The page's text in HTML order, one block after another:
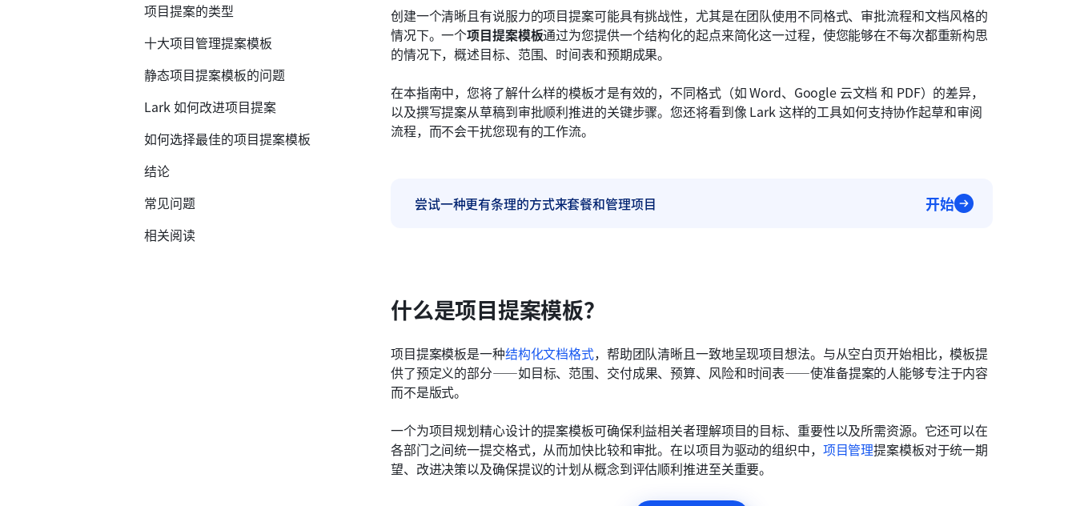
创建一个清晰且有说服力的项目提案可能具有挑战性，尤其是在团队使用不同格式、审批流程和文档风格的
情况下。一个项目提案模板通过为您提供一个结构化的起点来简化这一过程，使您能够在不每次都重新构思
的情况下，概述目标、范围、时间表和预期成果。
在本指南中，您将了解什么样的模板才是有效的，不同格式（如 Word、Google 云文档 和 PDF）的差异，
以及撰写提案从草稿到审批顺利推进的关键步骤。您还将看到像 Lark 这样的工具如何支持协作起草和审阅
流程，而不会干扰您现有的工作流。
尝试一种更有条理的方式来套餐和管理项目 开始
什么是项目提案模板？
项目提案模板是一种结构化文档格式，帮助团队清晰且一致地呈现项目想法。与从空白页开始相比，模板提
供了预定义的部分——如目标、范围、交付成果、预算、风险和时间表——使准备提案的人能够专注于内容
而不是版式。
一个为项目规划精心设计的提案模板可确保利益相关者理解项目的目标、重要性以及所需资源。它还可以在
各部门之间统一提交格式，从而加快比较和审批。在以项目为驱动的组织中， 项目管理提案模板对于统一期
望、改进决策以及确保提议的计划从概念到评估顺利推进至关重要。
项目提案的类型
十大项目管理提案模板
静态项目提案模板的问题
Lark 如何改进项目提案
如何选择最佳的项目提案模板
结论
常见问题
相关阅读